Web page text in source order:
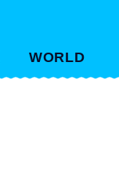
WORLD